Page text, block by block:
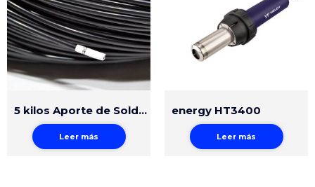
5 kilos Aporte de Soldadura Circular HDPE 5mm Negro
Leer más
energy HT3400
Leer más